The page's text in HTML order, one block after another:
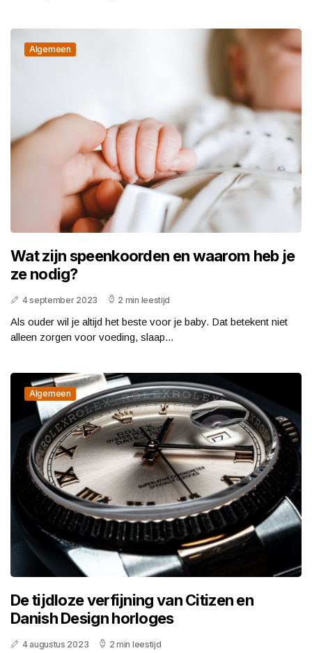
Algemeen
Wat zijn speenkoorden en waarom heb je
ze nodig?
4 september 2023 2 min leestijd
Als ouder wil je altijd het beste voor je baby. Dat betekent niet
alleen zorgen voor voeding, slaap...
Algemeen
De tijdloze verfijning van Citizen en
Danish Design horloges
4 augustus 2023 2 min leestijd